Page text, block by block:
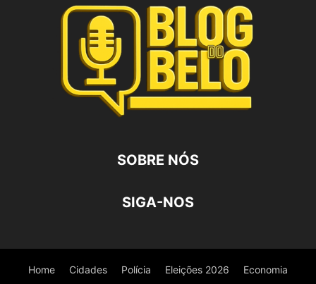
SOBRE NÓS
SIGA-NOS
Home Cidades Polícia Eleições 2026 Economia